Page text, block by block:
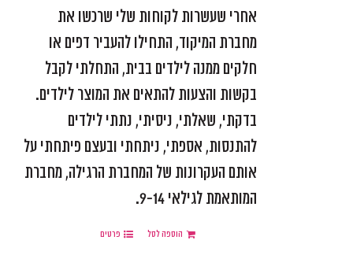
אחרי שעשרות לקוחות שלי שרכשו את
מחברת המיקוד, התחילו להעביר דפים או
חלקים ממנה לילדים בבית, התחלתי לקבל
בקשות והצעות להתאים את המוצר לילדים.
בדקתי, שאלתי, ניסיתי, נתתי לילדים
להתנסות, אספתי, ניתחתי ובעצם פיתחתי על
אותם העקרונות של המחברת הרגילה, מחברת
המותאמת לגילאי 9-14.
הוספה לסל פרטים